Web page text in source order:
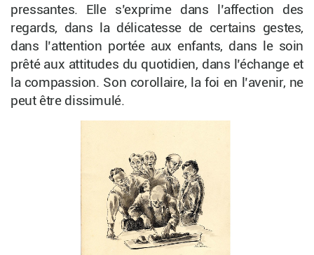
pressantes. Elle s’exprime dans l’affection des
regards, dans la délicatesse de certains gestes,
dans l’attention portée aux enfants, dans le soin
prêté aux attitudes du quotidien, dans l’échange et
la compassion. Son corollaire, la foi en l’avenir, ne
peut être dissimulé.